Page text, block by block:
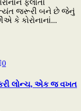
ફેલાતો
જરૂરી બને છે જેનું
કે કોરોનાનાં...
0
કરી લોન્ચ, એક જ વખત